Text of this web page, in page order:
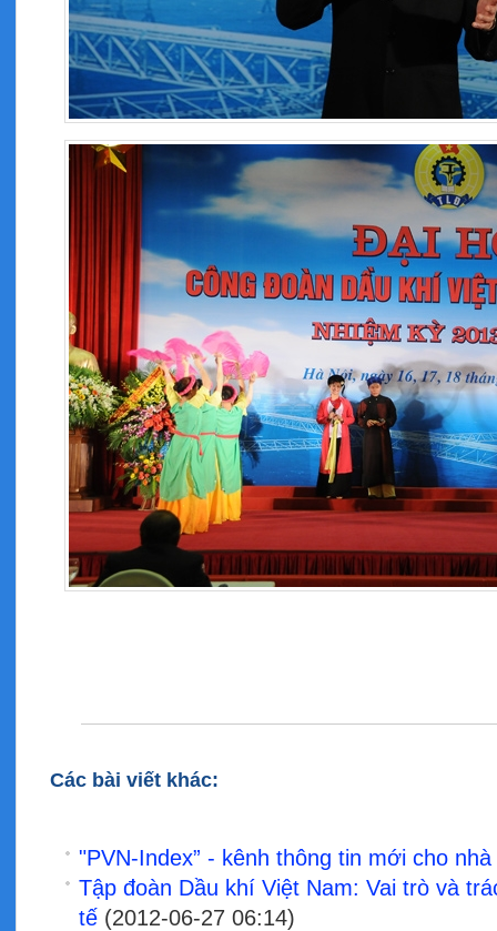
Các bài viết khác:
"PVN-Index” - kênh thông tin mới cho
Tập đoàn Dầu khí Việt Nam: Vai trò và
tế (2012-06-27 06:14)